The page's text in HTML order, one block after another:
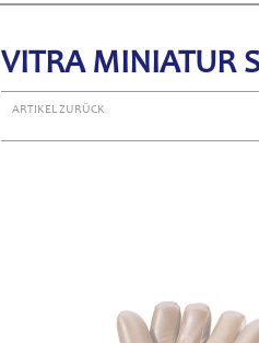
VITRA MINIATUR
ARTIKEL ZURÜCK